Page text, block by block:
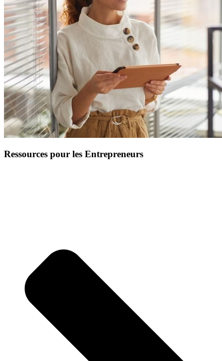
Ressources pour les Entrepreneurs